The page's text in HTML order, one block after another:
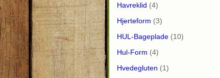
Havreklid (4)
Hjerteform (3)
HUL-Bageplade (10)
Hul-Form (4)
Hvedegluten (1)